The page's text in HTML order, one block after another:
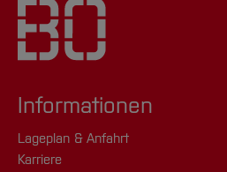
Informationen
Lageplan & Anfahrt
Karriere